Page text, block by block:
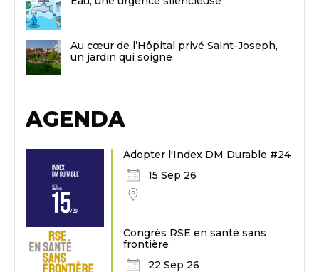
Au cœur de l’Hôpital privé Saint-Joseph,
un jardin qui soigne
AGENDA
Adopter l'Index DM Durable #24
15 Sep 26
Congrès RSE en santé sans
frontière
22 Sep 26